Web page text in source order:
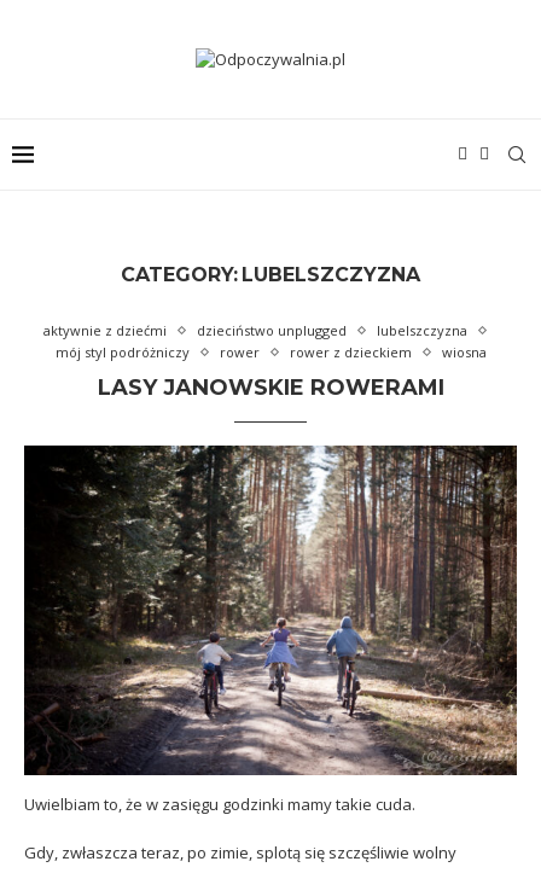
CATEGORY: LUBELSZCZYZNA
aktywnie z dziećmi dzieciństwo unplugged
lubelszczyzna
mój styl podróżniczy
rower rower z dzieckiem wiosna
LASY JANOWSKIE ROWERAMI
Uwielbiam to, że w zasięgu godzinki mamy takie cuda.
Gdy, zwłaszcza teraz, po zimie, splotą się szczęśliwie wolny